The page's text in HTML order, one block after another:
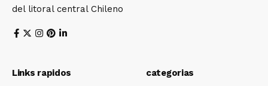
del litoral central Chileno
Links rapidos categorias